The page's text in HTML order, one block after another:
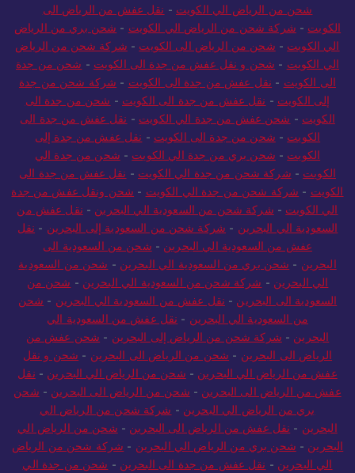
شحن من الرياض الي الكويت - نقل عفش من الرياض الى
الكويت - شركة شحن من الرياض الي الكويت - شحن بري من الرياض
الي الكويت - شحن من الرياض الى الكويت - شركة شحن من الرياض
الي الكويت - شحن و نقل عفش من جدة الى الكويت - شحن من جدة
الى الكويت - نقل عفش من جدة الى الكويت - شركة شحن من جدة
إلى الكويت - نقل عفش من جدة الى الكويت - شحن من جدة الى
الكويت - شحن عفش من جدة الي الكويت - نقل عفش من جدة الى
الكويت - شحن من جدة الى الكويت - نقل عفش من جدة إلى
الكويت - شحن بري من جدة الي الكويت - شحن من جدة الي
الكويت - شركة شحن من جدة الي الكويت - نقل عفش من جدة الى
الكويت - شركة شحن من جدة الي الكويت - شحن ونقل عفش من جدة
الي الكويت - شركة شحن من السعودية الي البحرين - نقل عفش من
السعودية الي البحرين - شركة شحن من السعودية إلى البحرين - نقل
عفش من السعودية الي البحرين - شحن من السعودية الى
البحرين - شحن بري من السعودية الي البحرين - شحن من السعودية
الي البحرين - شركة شحن من السعودية الي البحرين - شحن من
السعودية الى البحرين - نقل عفش من السعودية الي البحرين - شحن
من السعودية الي البحرين - نقل عفش من السعودية الي
البحرين - شركة شحن من الرياض إلى البحرين - شحن عفش من
الرياض الى البحرين - شحن من الرياض الى البحرين - شحن و نقل
عفش من الرياض الي البحرين - شحن من الرياض الي البحرين - نقل
عفش من الرياض الى البحرين - شحن من الرياض الى البحرين - شحن
بري من الرياض الي البحرين - شركة شحن من الرياض الي
البحرين - نقل عفش من الرياض الى البحرين - شحن من الرياض الي
البحرين - شحن بري من الرياض الي البحرين - شركة شحن من الرياض
الي البحرين - نقل عفش من جدة الى البحرين - شحن من جدة الي